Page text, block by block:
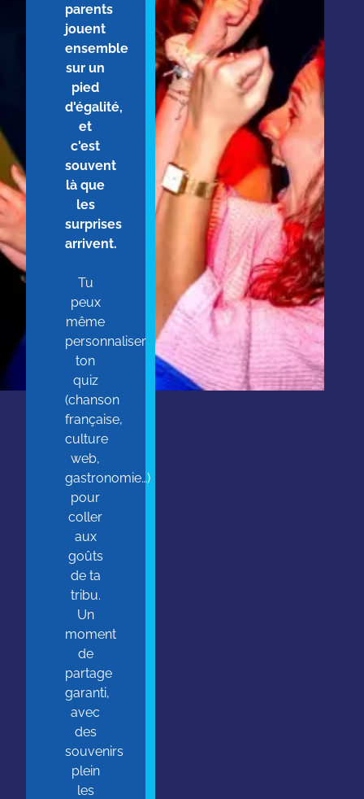
parents
jouent
ensemble
sur un
pied
d'égalité,
et
c'est
souvent
là que
les
surprises
arrivent.
Tu
peux
même
personnaliser
ton
quiz
(chanson
française,
culture
web,
gastronomie…)
pour
coller
aux
goûts
de ta
tribu.
Un
moment
de
partage
garanti,
avec
des
souvenirs
plein
les